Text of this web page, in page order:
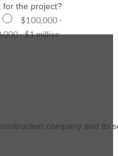
for the project?
$100,000 -
- $1 million
company and its